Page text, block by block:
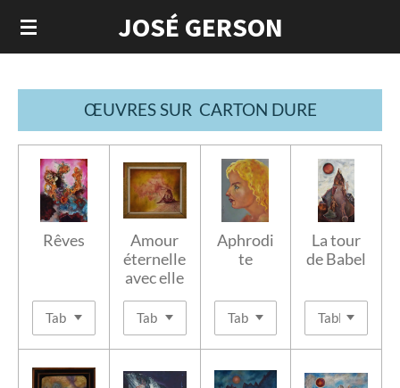
Passer
au
JOSÉ GERSON
ŒUVRESSUR CARTON DURE
Rêves
Amour
éternelle
avec elle
Aphrodi
te
La tour
de Babel